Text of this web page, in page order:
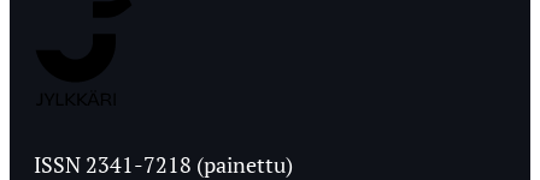
Ylioppilaslehti
ISSN 2341-7218 (painettu)